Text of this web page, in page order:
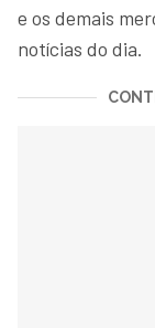
e os demais
notícias do dia.